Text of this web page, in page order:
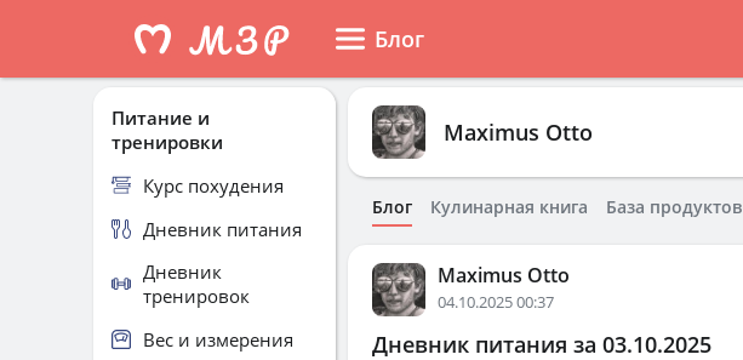
Блог
Maximus Otto
Блог Кулинарная книга База продуктов
Maximus Otto
04.10.2025 00:37
Дневник питания за 03.10.2025
Питание и
тренировки
Курс похудения
Дневник питания
Дневник
тренировок
Вес и измерения